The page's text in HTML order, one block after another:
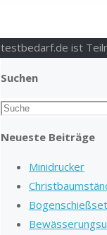
Suchen
Suchen
Neueste Beiträge
Minidrucker
Bogenschießset
testbedarf.de ist